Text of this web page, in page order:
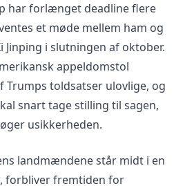
har forlænget deadline flere
et møde mellem ham og
Jinping i slutningen af oktober.
appeldomstol
toldsatser ulovlige, og
snart tage stilling til sagen,
usikkerheden.
landmændene står midt i en
forbliver fremtiden for